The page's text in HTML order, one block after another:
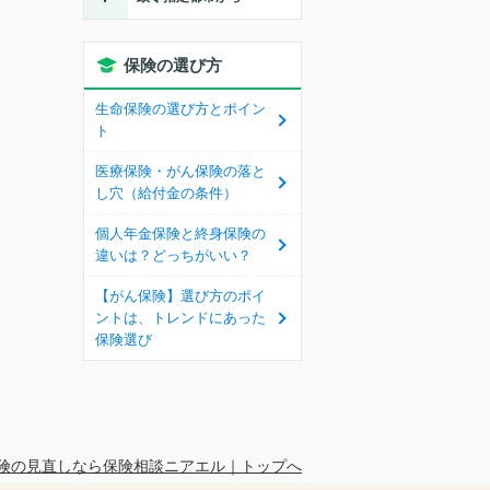
保険の選び方
生命保険の選び方とポイン
ト
医療保険・がん保険の落と
し穴（給付金の条件）
個人年金保険と終身保険の
違いは？どっちがいい？
【がん保険】選び方のポイ
ントは、トレンドにあった
保険選び
の見直しなら保険相談ニアエル｜トップへ